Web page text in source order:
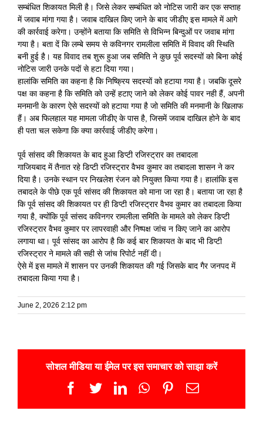
सम्बंधित शिकायत मिली है। जिसे लेकर सम्बंधित को नोटिस जारी कर एक सप्ताह
में जवाब मांगा गया है। जवाब दाखिल किए जाने के बाद जीडीए इस मामले में आगे
की कार्रवाई करेगा। उन्होंने बताया कि समिति से विभिन्न बिन्दुओं पर जवाब मांगा
गया है। बता दें कि लम्बे समय से कविनगर रामलीला समिति में विवाद की स्थिति
बनी हुई है। यह विवाद तब शुरू हुआ जब समिति ने कुछ पूर्व सदस्यों को बिना कोई
नोटिस जारी उनके पदों से हटा दिया गया।
हालांकि समिति का कहना है कि निष्क्रिय सदस्यों को हटाया गया है। जबकि दूसरे
पक्ष का कहना है कि समिति को उन्हें हटाए जाने को लेकर कोई पावर नही हैं, अपनी
मनमानी के कारण ऐसे सदस्यों को हटाया गया है जो समिति की मनमानी के खिलाफ
हैं। अब फिलहाल यह मामला जीडीए के पास है, जिसमें जवाब दाखिल होने के बाद
ही पता चल सकेगा कि क्या कार्रवाई जीडीए करेगा।
पूर्व सांसद की शिकायत के बाद हुआ डिप्टी रजिस्ट्रार का तबादला
गाजियबाद में तैनात रहे डिप्टी रजिस्ट्रार वैभव कुमार का तबादला शासन ने कर
दिया है। उनके स्थान पर निखलेश रंजन को नियुक्त किया गया है। हालांकि इस
तबादले के पीछे एक पूर्व सांसद की शिकायत को माना जा रहा है। बताया जा रहा है
कि पूर्व सांसद की शिकायत पर ही डिप्टी रजिस्ट्रार वैभव कुमार का तबादला किया
गया है, क्योंकि पूर्व सांसद कविनगर रामलीला समिति के मामले को लेकर डिप्टी
रजिस्ट्रार वैभव कुमार पर लापरवाही और निष्पक्ष जांच न किए जाने का आरोप
लगाया था। पूर्व सांसद का आरोप है कि कई बार शिकायत के बाद भी डिप्टी
रजिस्ट्रार ने मामले की सही से जांच रिपोर्ट नहीं दी।
ऐसे में इस मामले में शासन पर उनकी शिकायत की गई जिसके बाद गैर जनपद में
तबादला किया गया है।
June 2, 2026 2:12 pm
सोशल मीडिया या ईमेल पर इस समाचार को साझा करें
Facebook
TwitterLinkedInWhatsApp
Pinterest
Email